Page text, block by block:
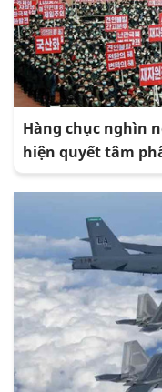
Hàng chục nghìn
hiện quyết tâm